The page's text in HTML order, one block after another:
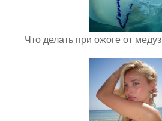
Что делать при ожоге от